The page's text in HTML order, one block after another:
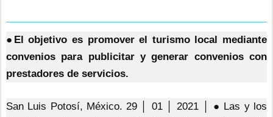
●El objetivo es promover el turismo local mediante
convenios para publicitar y generar convenios con
prestadores de servicios.
San Luis Potosí, México. 29 │ 01 │ 2021 │ ● Las y los